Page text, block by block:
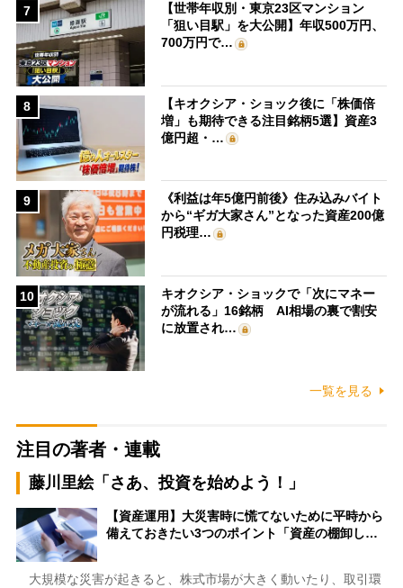
7
【世帯年収別・東京23区マンション
「狙い目駅」を大公開】年収500万円、
700万円で…
8
【キオクシア・ショック後に「株価倍
増」も期待できる注目銘柄5選】資産3
億円超・…
9
《利益は年5億円前後》住み込みバイト
から“ギガ大家さん”となった資産200億
円税理…
10
キオクシア・ショックで「次にマネー
が流れる」16銘柄 AI相場の裏で割安
に放置され…
一覧を見る
注目の著者・連載
藤川里絵「さあ、投資を始めよう！」
【資産運用】大災害時に慌てないために平時から
備えておきたい3つのポイント「資産の棚卸し…
大規模な災害が起きると、株式市場が大きく動いたり、取引環